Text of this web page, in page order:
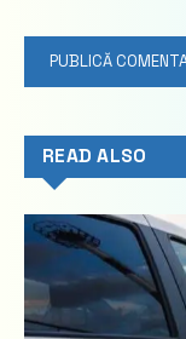
READ ALSO